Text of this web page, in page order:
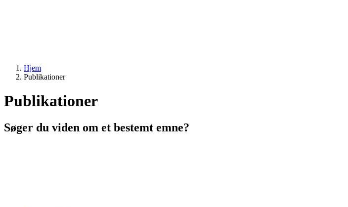
Hjem
Publikationer
Publikationer
Søger du viden om et bestemt emne?